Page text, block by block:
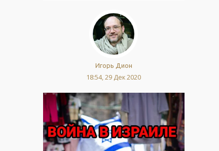
Игорь Дион
18:54, 29 Дек 2020